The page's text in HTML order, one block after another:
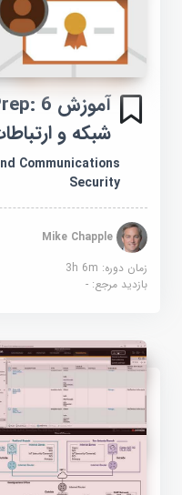
شبکه و ارتباطات
Communications
Security
Mike Chapple
زمان دوره: 3h 6m
بازدید مرجع:-